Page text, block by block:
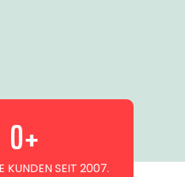
KUNDEN SEIT 2007.
0+